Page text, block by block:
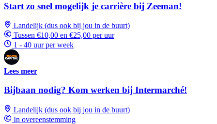
Start zo snel mogelijk je carrière bij Zeeman!
Landelijk (dus ook bij jou in de buurt)
Tussen €10,00 en €25,00 per uur
1 - 40 uur per week
Lees meer
Bijbaan nodig? Kom werken bij Intermarché!
Landelijk (dus ook bij jou in de buurt)
In overeenstemming